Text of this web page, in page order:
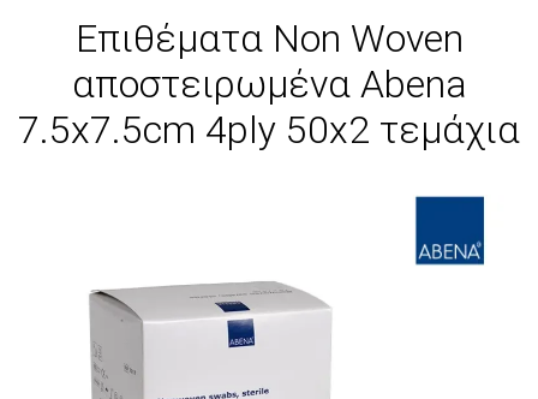
Επιθέματα Non Woven
αποστειρωμένα Abena
7.5x7.5cm 4ply 50x2 τεμάχια